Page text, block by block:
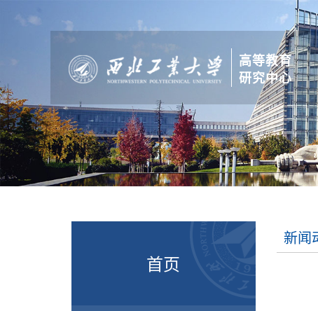
高等教育
研究中心
首页
新闻